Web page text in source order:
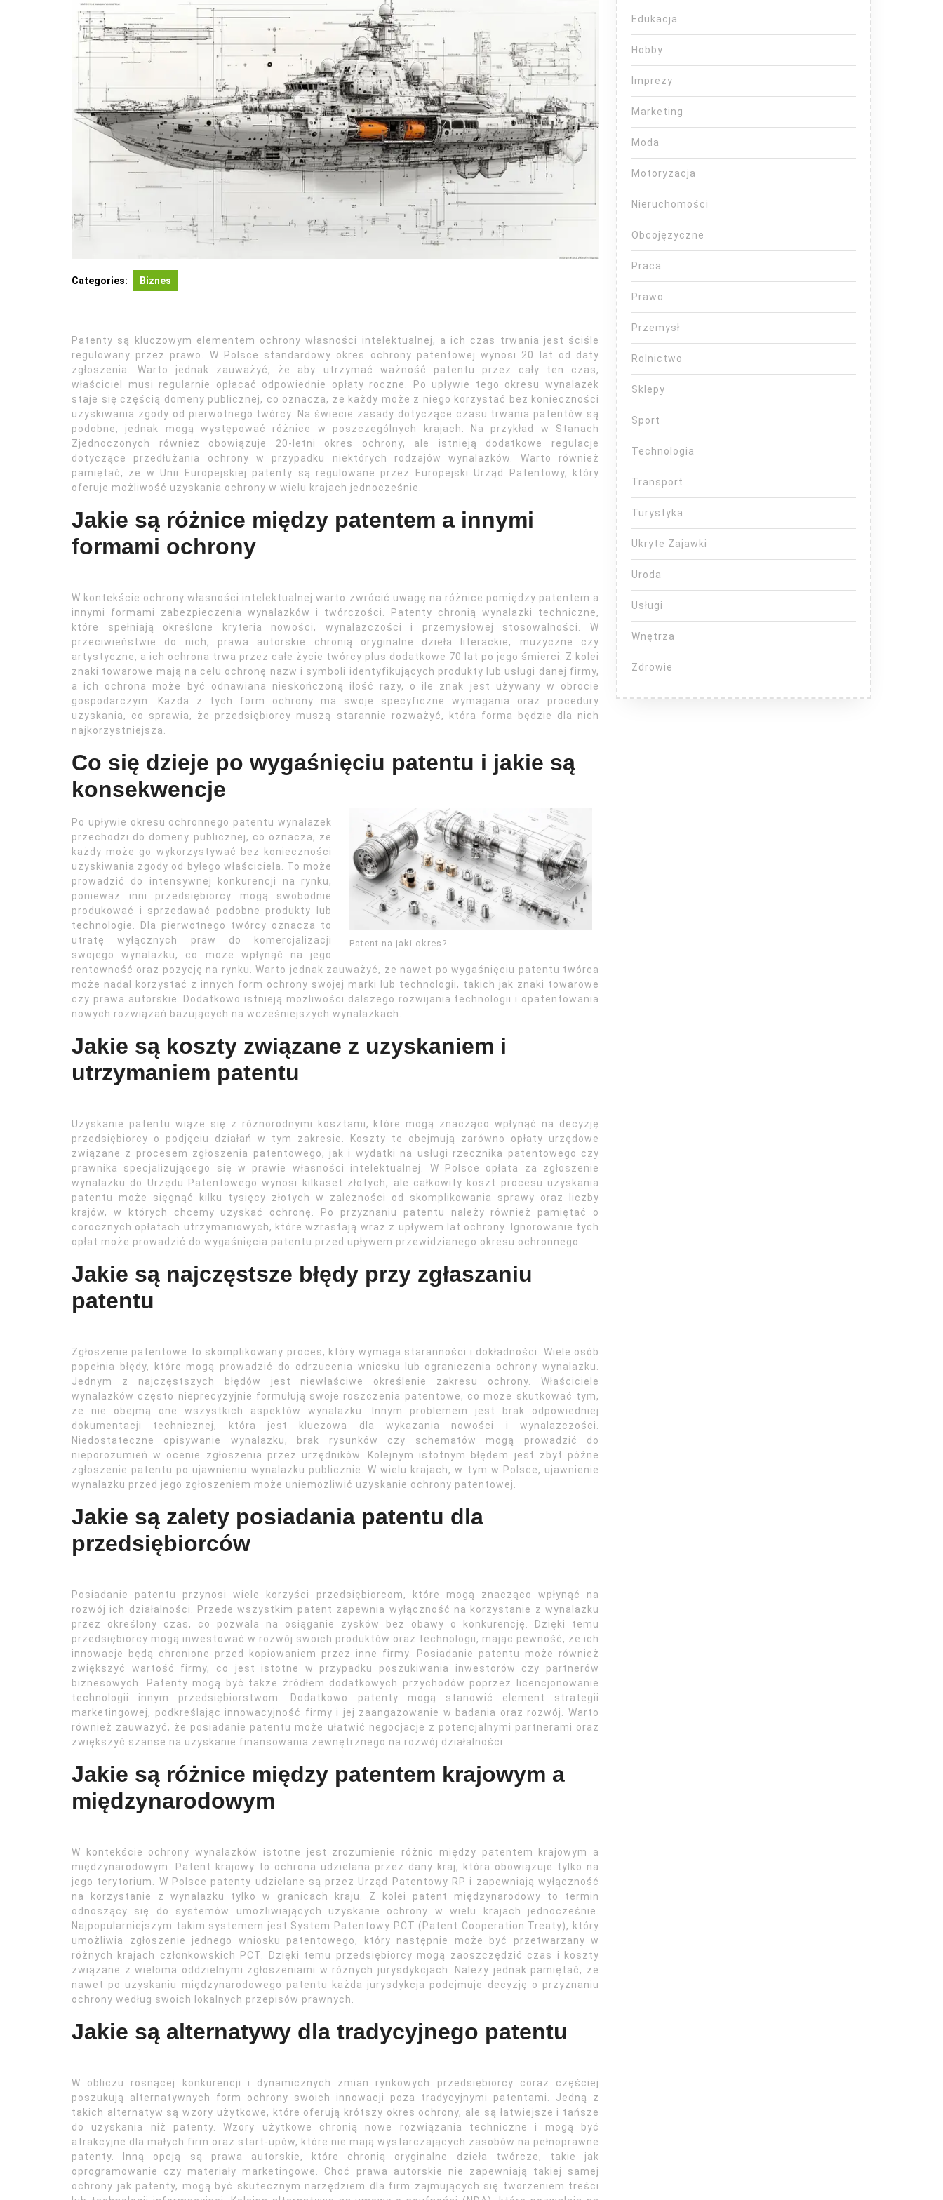
Categories: Biznes
Patenty są kluczowym elementem ochrony własności intelektualnej, a ich czas trwania jest ściśle
regulowany przez prawo. W Polsce standardowy okres ochrony patentowej wynosi 20 lat od daty
zgłoszenia. Warto jednak zauważyć, że aby utrzymać ważność patentu przez cały ten czas,
właściciel musi regularnie opłacać odpowiednie opłaty roczne. Po upływie tego okresu wynalazek
staje się częścią domeny publicznej, co oznacza, że każdy może z niego korzystać bez konieczności
uzyskiwania zgody od pierwotnego twórcy. Na świecie zasady dotyczące czasu trwania patentów są
podobne, jednak mogą występować różnice w poszczególnych krajach. Na przykład w Stanach
Zjednoczonych również obowiązuje 20-letni okres ochrony, ale istnieją dodatkowe regulacje
dotyczące przedłużania ochrony w przypadku niektórych rodzajów wynalazków. Warto również
pamiętać, że w Unii Europejskiej patenty są regulowane przez Europejski Urząd Patentowy, który
oferuje możliwość uzyskania ochrony w wielu krajach jednocześnie.
Jakie są różnice między patentem a innymi
formami ochrony
W kontekście ochrony własności intelektualnej warto zwrócić uwagę na różnice pomiędzy patentem a
innymi formami zabezpieczenia wynalazków i twórczości. Patenty chronią wynalazki techniczne,
które spełniają określone kryteria nowości, wynalazczości i przemysłowej stosowalności. W
przeciwieństwie do nich, prawa autorskie chronią oryginalne dzieła literackie, muzyczne czy
artystyczne, a ich ochrona trwa przez całe życie twórcy plus dodatkowe 70 lat po jego śmierci. Z kolei
znaki towarowe mają na celu ochronę nazw i symboli identyfikujących produkty lub usługi danej firmy,
a ich ochrona może być odnawiana nieskończoną ilość razy, o ile znak jest używany w obrocie
gospodarczym. Każda z tych form ochrony ma swoje specyficzne wymagania oraz procedury
uzyskania, co sprawia, że przedsiębiorcy muszą starannie rozważyć, która forma będzie dla nich
najkorzystniejsza.
Co się dzieje po wygaśnięciu patentu i jakie są
konsekwencje
Patent na jaki okres?
Po upływie okresu ochronnego patentu wynalazek
przechodzi do domeny publicznej, co oznacza, że
każdy może go wykorzystywać bez konieczności
uzyskiwania zgody od byłego właściciela. To może
prowadzić do intensywnej konkurencji na rynku,
ponieważ inni przedsiębiorcy mogą swobodnie
produkować i sprzedawać podobne produkty lub
technologie. Dla pierwotnego twórcy oznacza to
utratę wyłącznych praw do komercjalizacji
swojego wynalazku, co może wpłynąć na jego
rentowność oraz pozycję na rynku. Warto jednak zauważyć, że nawet po wygaśnięciu patentu twórca
może nadal korzystać z innych form ochrony swojej marki lub technologii, takich jak znaki towarowe
czy prawa autorskie. Dodatkowo istnieją możliwości dalszego rozwijania technologii i opatentowania
nowych rozwiązań bazujących na wcześniejszych wynalazkach.
Jakie są koszty związane z uzyskaniem i
utrzymaniem patentu
Uzyskanie patentu wiąże się z różnorodnymi kosztami, które mogą znacząco wpłynąć na decyzję
przedsiębiorcy o podjęciu działań w tym zakresie. Koszty te obejmują zarówno opłaty urzędowe
związane z procesem zgłoszenia patentowego, jak i wydatki na usługi rzecznika patentowego czy
prawnika specjalizującego się w prawie własności intelektualnej. W Polsce opłata za zgłoszenie
wynalazku do Urzędu Patentowego wynosi kilkaset złotych, ale całkowity koszt procesu uzyskania
patentu może sięgnąć kilku tysięcy złotych w zależności od skomplikowania sprawy oraz liczby
krajów, w których chcemy uzyskać ochronę. Po przyznaniu patentu należy również pamiętać o
corocznych opłatach utrzymaniowych, które wzrastają wraz z upływem lat ochrony. Ignorowanie tych
opłat może prowadzić do wygaśnięcia patentu przed upływem przewidzianego okresu ochronnego.
Jakie są najczęstsze błędy przy zgłaszaniu
patentu
Zgłoszenie patentowe to skomplikowany proces, który wymaga staranności i dokładności. Wiele osób
popełnia błędy, które mogą prowadzić do odrzucenia wniosku lub ograniczenia ochrony wynalazku.
Jednym z najczęstszych błędów jest niewłaściwe określenie zakresu ochrony. Właściciele
wynalazków często nieprecyzyjnie formułują swoje roszczenia patentowe, co może skutkować tym,
że nie obejmą one wszystkich aspektów wynalazku. Innym problemem jest brak odpowiedniej
dokumentacji technicznej, która jest kluczowa dla wykazania nowości i wynalazczości.
Niedostateczne opisywanie wynalazku, brak rysunków czy schematów mogą prowadzić do
nieporozumień w ocenie zgłoszenia przez urzędników. Kolejnym istotnym błędem jest zbyt późne
zgłoszenie patentu po ujawnieniu wynalazku publicznie. W wielu krajach, w tym w Polsce, ujawnienie
wynalazku przed jego zgłoszeniem może uniemożliwić uzyskanie ochrony patentowej.
Jakie są zalety posiadania patentu dla
przedsiębiorców
Posiadanie patentu przynosi wiele korzyści przedsiębiorcom, które mogą znacząco wpłynąć na
rozwój ich działalności. Przede wszystkim patent zapewnia wyłączność na korzystanie z wynalazku
przez określony czas, co pozwala na osiąganie zysków bez obawy o konkurencję. Dzięki temu
przedsiębiorcy mogą inwestować w rozwój swoich produktów oraz technologii, mając pewność, że ich
innowacje będą chronione przed kopiowaniem przez inne firmy. Posiadanie patentu może również
zwiększyć wartość firmy, co jest istotne w przypadku poszukiwania inwestorów czy partnerów
biznesowych. Patenty mogą być także źródłem dodatkowych przychodów poprzez licencjonowanie
technologii innym przedsiębiorstwom. Dodatkowo patenty mogą stanowić element strategii
marketingowej, podkreślając innowacyjność firmy i jej zaangażowanie w badania oraz rozwój. Warto
również zauważyć, że posiadanie patentu może ułatwić negocjacje z potencjalnymi partnerami oraz
zwiększyć szanse na uzyskanie finansowania zewnętrznego na rozwój działalności.
Jakie są różnice między patentem krajowym a
międzynarodowym
W kontekście ochrony wynalazków istotne jest zrozumienie różnic między patentem krajowym a
międzynarodowym. Patent krajowy to ochrona udzielana przez dany kraj, która obowiązuje tylko na
jego terytorium. W Polsce patenty udzielane są przez Urząd Patentowy RP i zapewniają wyłączność
na korzystanie z wynalazku tylko w granicach kraju. Z kolei patent międzynarodowy to termin
odnoszący się do systemów umożliwiających uzyskanie ochrony w wielu krajach jednocześnie.
Najpopularniejszym takim systemem jest System Patentowy PCT (Patent Cooperation Treaty), który
umożliwia zgłoszenie jednego wniosku patentowego, który następnie może być przetwarzany w
różnych krajach członkowskich PCT. Dzięki temu przedsiębiorcy mogą zaoszczędzić czas i koszty
związane z wieloma oddzielnymi zgłoszeniami w różnych jurysdykcjach. Należy jednak pamiętać, że
nawet po uzyskaniu międzynarodowego patentu każda jurysdykcja podejmuje decyzję o przyznaniu
ochrony według swoich lokalnych przepisów prawnych.
Jakie są alternatywy dla tradycyjnego patentu
W obliczu rosnącej konkurencji i dynamicznych zmian rynkowych przedsiębiorcy coraz częściej
poszukują alternatywnych form ochrony swoich innowacji poza tradycyjnymi patentami. Jedną z
takich alternatyw są wzory użytkowe, które oferują krótszy okres ochrony, ale są łatwiejsze i tańsze
do uzyskania niż patenty. Wzory użytkowe chronią nowe rozwiązania techniczne i mogą być
atrakcyjne dla małych firm oraz start-upów, które nie mają wystarczających zasobów na pełnoprawne
patenty. Inną opcją są prawa autorskie, które chronią oryginalne dzieła twórcze, takie jak
oprogramowanie czy materiały marketingowe. Choć prawa autorskie nie zapewniają takiej samej
ochrony jak patenty, mogą być skutecznym narzędziem dla firm zajmujących się tworzeniem treści
Edukacja
Hobby
Imprezy
Marketing
Moda
Motoryzacja
Nieruchomości
Obcojęzyczne
Praca
Prawo
Przemysł
Rolnictwo
Sklepy
Sport
Technologia
Transport
Turystyka
Ukryte Zajawki
Uroda
Usługi
Wnętrza
Zdrowie